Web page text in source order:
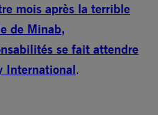
mois après la terrible
de Minab,
se fait attendre
International.